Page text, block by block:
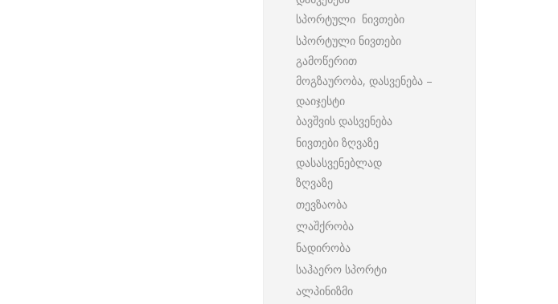
სპორტული ნივთები
სპორტული ნივთები
გამოწერით
მოგზაურობა, დასვენება –
დაიჯესტი
ბავშვის დასვენება
ნივთები ზღვაზე
დასასვენებლად
ზღვაზე
თევზაობა
ლაშქრობა
ნადირობა
საჰაერო სპორტი
ალპინიზმი